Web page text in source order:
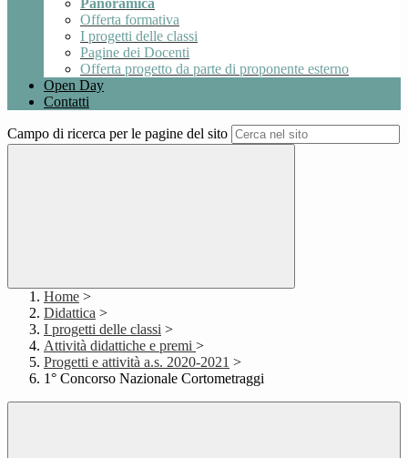
Panoramica
Offerta formativa
I progetti delle classi
Pagine dei Docenti
Offerta progetto da parte di proponente esterno
Open Day
Contatti
Campo di ricerca per le pagine del sito
Home >
Didattica >
I progetti delle classi >
Attività didattiche e premi >
Progetti e attività a.s. 2020-2021 >
1° Concorso Nazionale Cortometraggi